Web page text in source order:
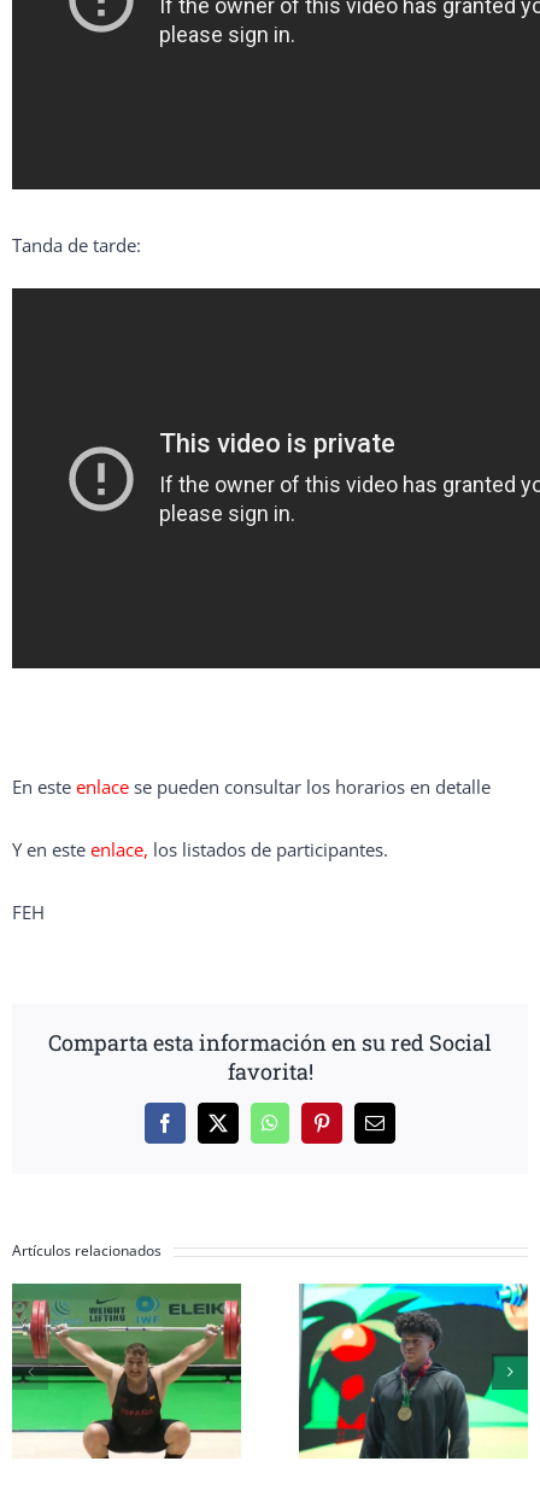
Tanda de tarde:
En este enlace se pueden consultar los horarios en detalle
Y en este enlace, los listados de participantes.
FEH
Comparta esta información en su red Social
favorita!
Facebook
X WhatsAppPinterestCorreo
electrónico
Artículos relacionados
Erik Guadamud
conquista el oro
mundial en
arrancada y dos
platas en
Colombia
Inés Conde y
Mendizábal
completan su
participación
el Mundial
17 a la espera
grupo A